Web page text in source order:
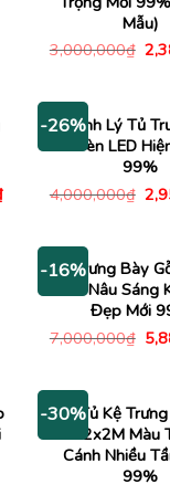
Mẫu)
3,000,000₫ Giá
gốc
Giá
1,480,000₫.
-26%
Thanh Lý Tủ
Có Đèn LED
99%
4,000,000₫ Giá
gốc
990,000₫.
-16%
Kệ Trưng Bày
Màu Nâu Sáng
Đẹp Mới
7,000,000₫ Giá
gốc
-30%Tủ Kệ
1M2x2M Màu
Cánh Nhiều
99%